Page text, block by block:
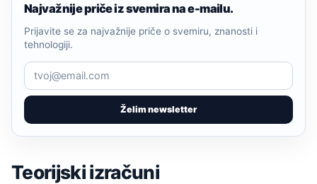
Najvažnije priče iz svemira na e-mailu.
Želim newsletter
Prijavite se za najvažnije priče o svemiru, znanosti i
tehnologiji.
Teorijski izračuni